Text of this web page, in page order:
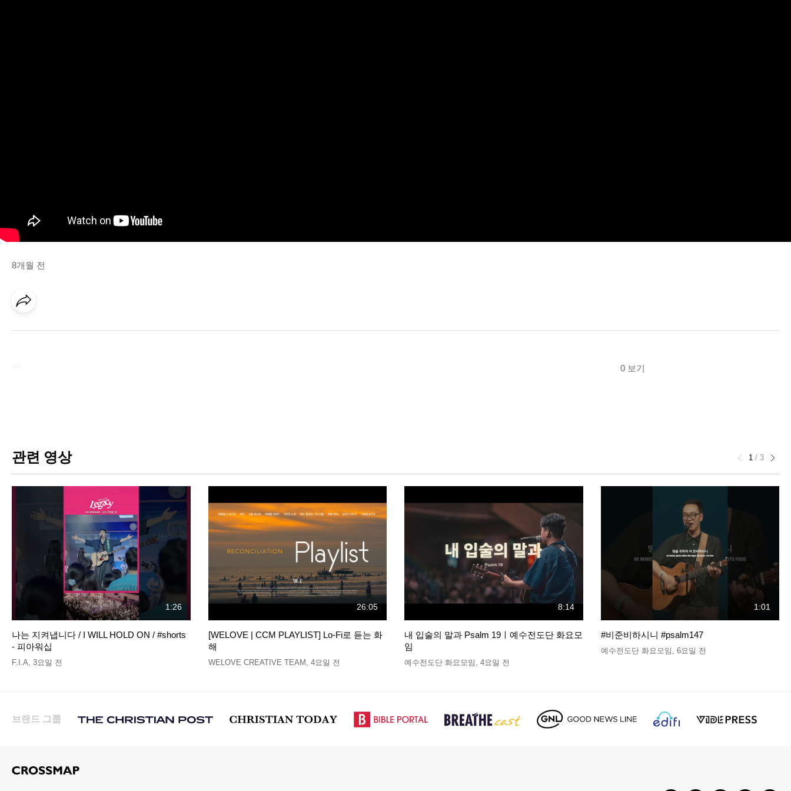
8개월 전
0 보기
관련 영상 1 / 3
1:26
나는 지켜냅니다 / I WILL HOLD ON / #shorts
- 피아워십
F.I.A 3요일 전
26:05
[WELOVE | CCM PLAYLIST] Lo-Fi로 듣는 화
해
WELOVE CREATIVE TEAM 4요일 전
8:14
내 입술의 말과 Psalm 19ㅣ예수전도단 화요모
임
예수전도단 화요모임 4요일 전
1:01
#비준비하시니 #psalm147
예수전도단 화요모임 6요일 전
브랜드 그룹